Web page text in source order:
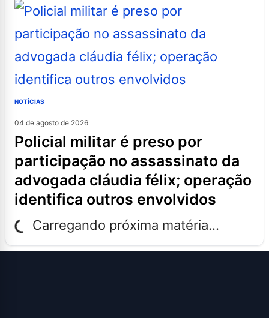
NOTÍCIAS
04 de agosto de 2026
policial militar é preso por
participação no assassinato da
advogada cláudia félix; operação
identifica outros envolvidos
Carregando próxima matéria...